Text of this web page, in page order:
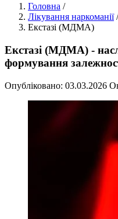
Головна /
Лікування наркоманії /
Екстазі (МДМА)
Екстазі (МДМА) -
формування
Опубліковано: 03.03.2026